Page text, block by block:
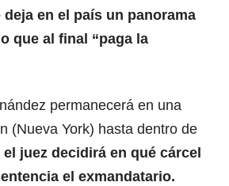
en el país un panorama
que al final “paga la
permanecerá en una
(Nueva York) hasta dentro de
juez decidirá en qué cárcel
el exmandatario.